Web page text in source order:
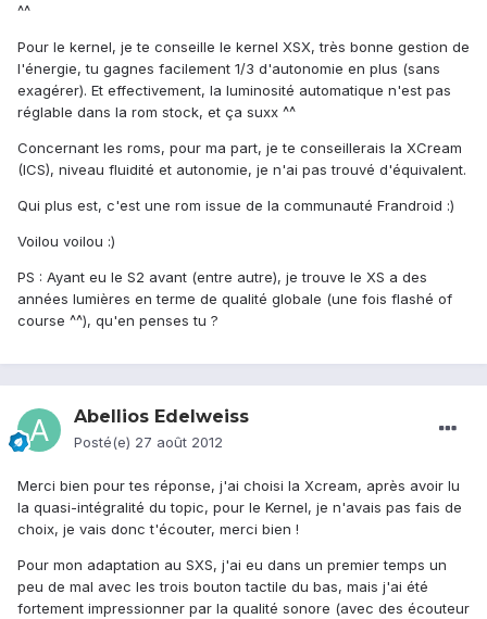
^^
Pour le kernel, je te conseille le kernel XSX, très bonne gestion de
l'énergie, tu gagnes facilement 1/3 d'autonomie en plus (sans
exagérer). Et effectivement, la luminosité automatique n'est pas
réglable dans la rom stock, et ça suxx ^^
Concernant les roms, pour ma part, je te conseillerais la XCream
(ICS), niveau fluidité et autonomie, je n'ai pas trouvé d'équivalent.
Qui plus est, c'est une rom issue de la communauté Frandroid :)
Voilou voilou :)
PS : Ayant eu le S2 avant (entre autre), je trouve le XS a des
années lumières en terme de qualité globale (une fois flashé of
course ^^), qu'en penses tu ?
Abellios Edelweiss
Posté(e) 27 août 2012
Merci bien pour tes réponse, j'ai choisi la Xcream, après avoir lu
la quasi-intégralité du topic, pour le Kernel, je n'avais pas fais de
choix, je vais donc t'écouter, merci bien !
Pour mon adaptation au SXS, j'ai eu dans un premier temps un
peu de mal avec les trois bouton tactile du bas, mais j'ai été
fortement impressionner par la qualité sonore (avec des écouteur